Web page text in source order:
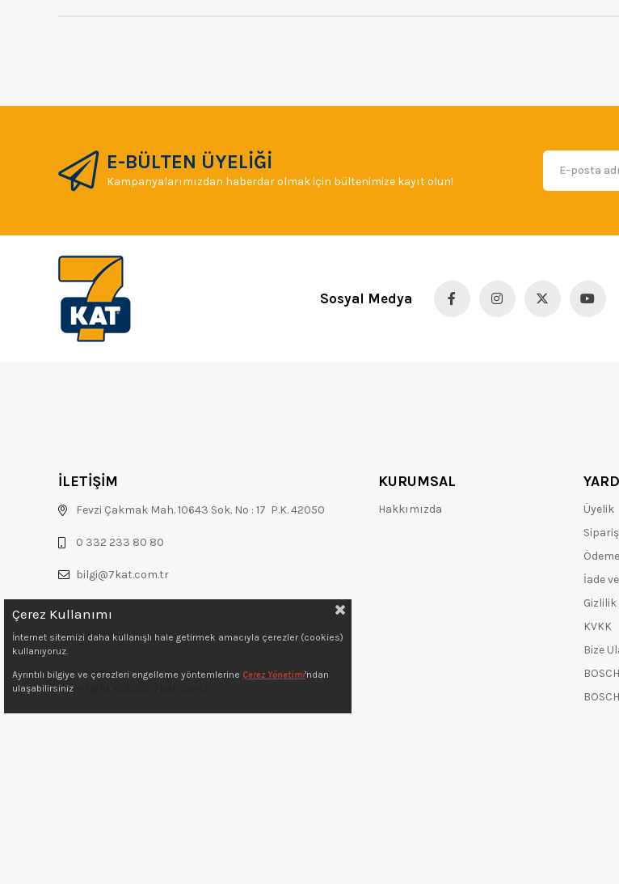
E-BÜLTEN ÜYELİĞİ
Kampanyalarımızdan haberdar olmak için bültenimize kayıt olun!
Sosyal Medya
İLETİŞİM
Fevzi Çakmak Mah. 10643 Sok. No : 17 P.K. 42050
0 332 233 80 80
bilgi@7kat.com.tr
Copyright © 2022 7kat.com.tr
KURUMSAL
Hakkımızda
Üyelik
Ödeme
İade
KVKK
Bize
Çerez Kullanımı
İnternet sitemizi daha kullanışlı hale getirmek amacıyla çerezler (cookies)
kullanıyoruz.
Ayrıntılı bilgiye ve çerezleri engelleme yöntemlerine Çerez Yönetimi'ndan
ulaşabilirsiniz